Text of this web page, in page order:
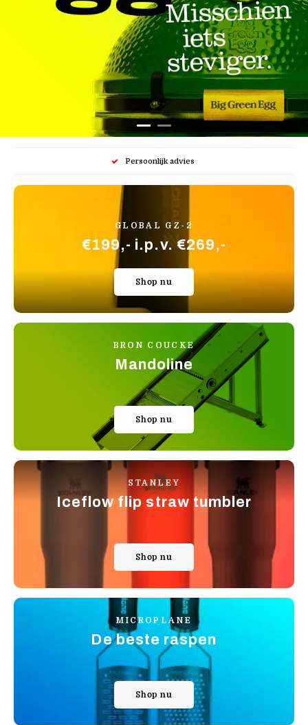
Persoonlijk advies
GLOBAL GZ-2
€199,- i.p.v. €269,-
Shop nu
BRON COUCKE
Mandoline
Shop nu
STANLEY
Iceflow flip straw tumbler
Shop nu
MICROPLANE
De beste raspen
Shop nu